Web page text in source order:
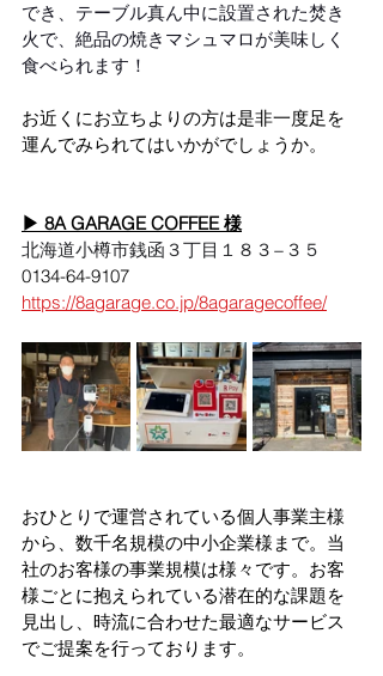
でき、テーブル真ん中に設置された焚き
火で、絶品の焼きマシュマロが美味しく
食べられます！
お近くにお立ちよりの方は是非一度足を
運んでみられてはいかがでしょうか。
▶ 8A GARAGE COFFEE 様
北海道小樽市銭函３丁目１８３−３５
0134-64-9107
https://8agarage.co.jp/8agaragecoffee/
おひとりで運営されている個人事業主様
から、数千名規模の中小企業様まで。当
社のお客様の事業規模は様々です。お客
様ごとに抱えられている潜在的な課題を
見出し、時流に合わせた最適なサービス
でご提案を行っております。